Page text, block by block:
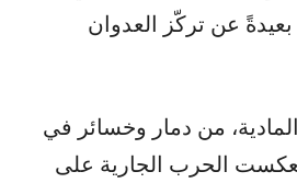
عن تركّز العدوان
من دمار وخسائر في
الحرب الجارية على